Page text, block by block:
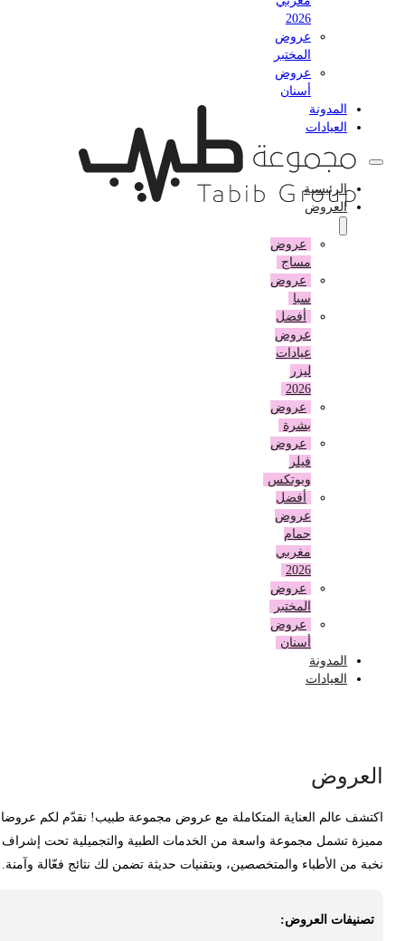
عروض
المختبر
عروض
أسنان
المدونة
العيادات
الرئيسية
العروض
عروض
مساج
عروض
أفضل
عروض
عيادات
عروض
بشرة
عروض
وبوتكس
أفضل
عروض
حمام
مغربي
عروض
المختبر
عروض
أسنان
المدونة
العيادات
عالم العناية المتكاملة مع عروض مجموعة طبيب! نقدّم لكم عروضا
تشمل مجموعة واسعة من الخدمات الطبية والتجميلية تحت إشراف
من الأطباء والمتخصصين، وبتقنيات حديثة تضمن لك نتائج فعّالة وآمنة.
تصنيفات العروض: